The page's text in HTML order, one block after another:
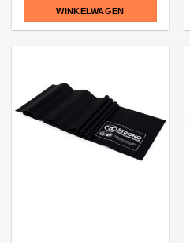
WINKELWAGEN